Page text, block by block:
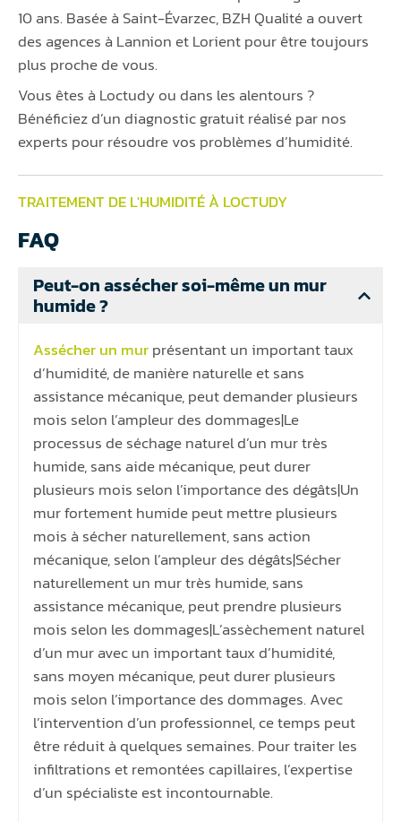
10 ans. Basée à Saint-Évarzec, BZH Qualité a ouvert
des agences à Lannion et Lorient pour être toujours
plus proche de vous.
Vous êtes à Loctudy ou dans les alentours ?
Bénéficiez d’un diagnostic gratuit réalisé par nos
experts pour résoudre vos problèmes d’humidité.
TRAITEMENT DE L'HUMIDITÉ À LOCTUDY
FAQ
Peut-on assécher soi-même un mur
humide ?
Assécher un murprésentant un important taux
d’humidité, de manière naturelle et sans
assistance mécanique, peut demander plusieurs
mois selon l’ampleur des dommages|Le
processus de séchage naturel d’un mur très
humide, sans aide mécanique, peut durer
plusieurs mois selon l’importance des dégâts|Un
mur fortement humide peut mettre plusieurs
mois à sécher naturellement, sans action
mécanique, selon l’ampleur des dégâts|Sécher
naturellement un mur très humide, sans
assistance mécanique, peut prendre plusieurs
mois selon les dommages|L’assèchement naturel
d’un mur avec un important taux d’humidité,
sans moyen mécanique, peut durer plusieurs
mois selon l’importance des dommages. Avec
l’intervention d’un professionnel, ce temps peut
être réduit à quelques semaines. Pour traiter les
infiltrations et remontées capillaires, l’expertise
d’un spécialiste est incontournable.